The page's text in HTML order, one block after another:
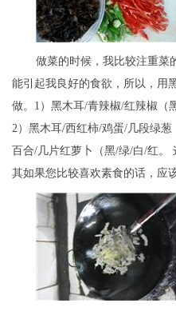
做菜的时候，我比较注重菜
能引起我良好的食欲，所以，用
做。1）黑木耳/青辣椒/红辣椒（
2）黑木耳/西红柿/鸡蛋/几段绿
百合/几片红萝卜（黑/绿/白/红。
其如果您比较喜欢素食的话，应